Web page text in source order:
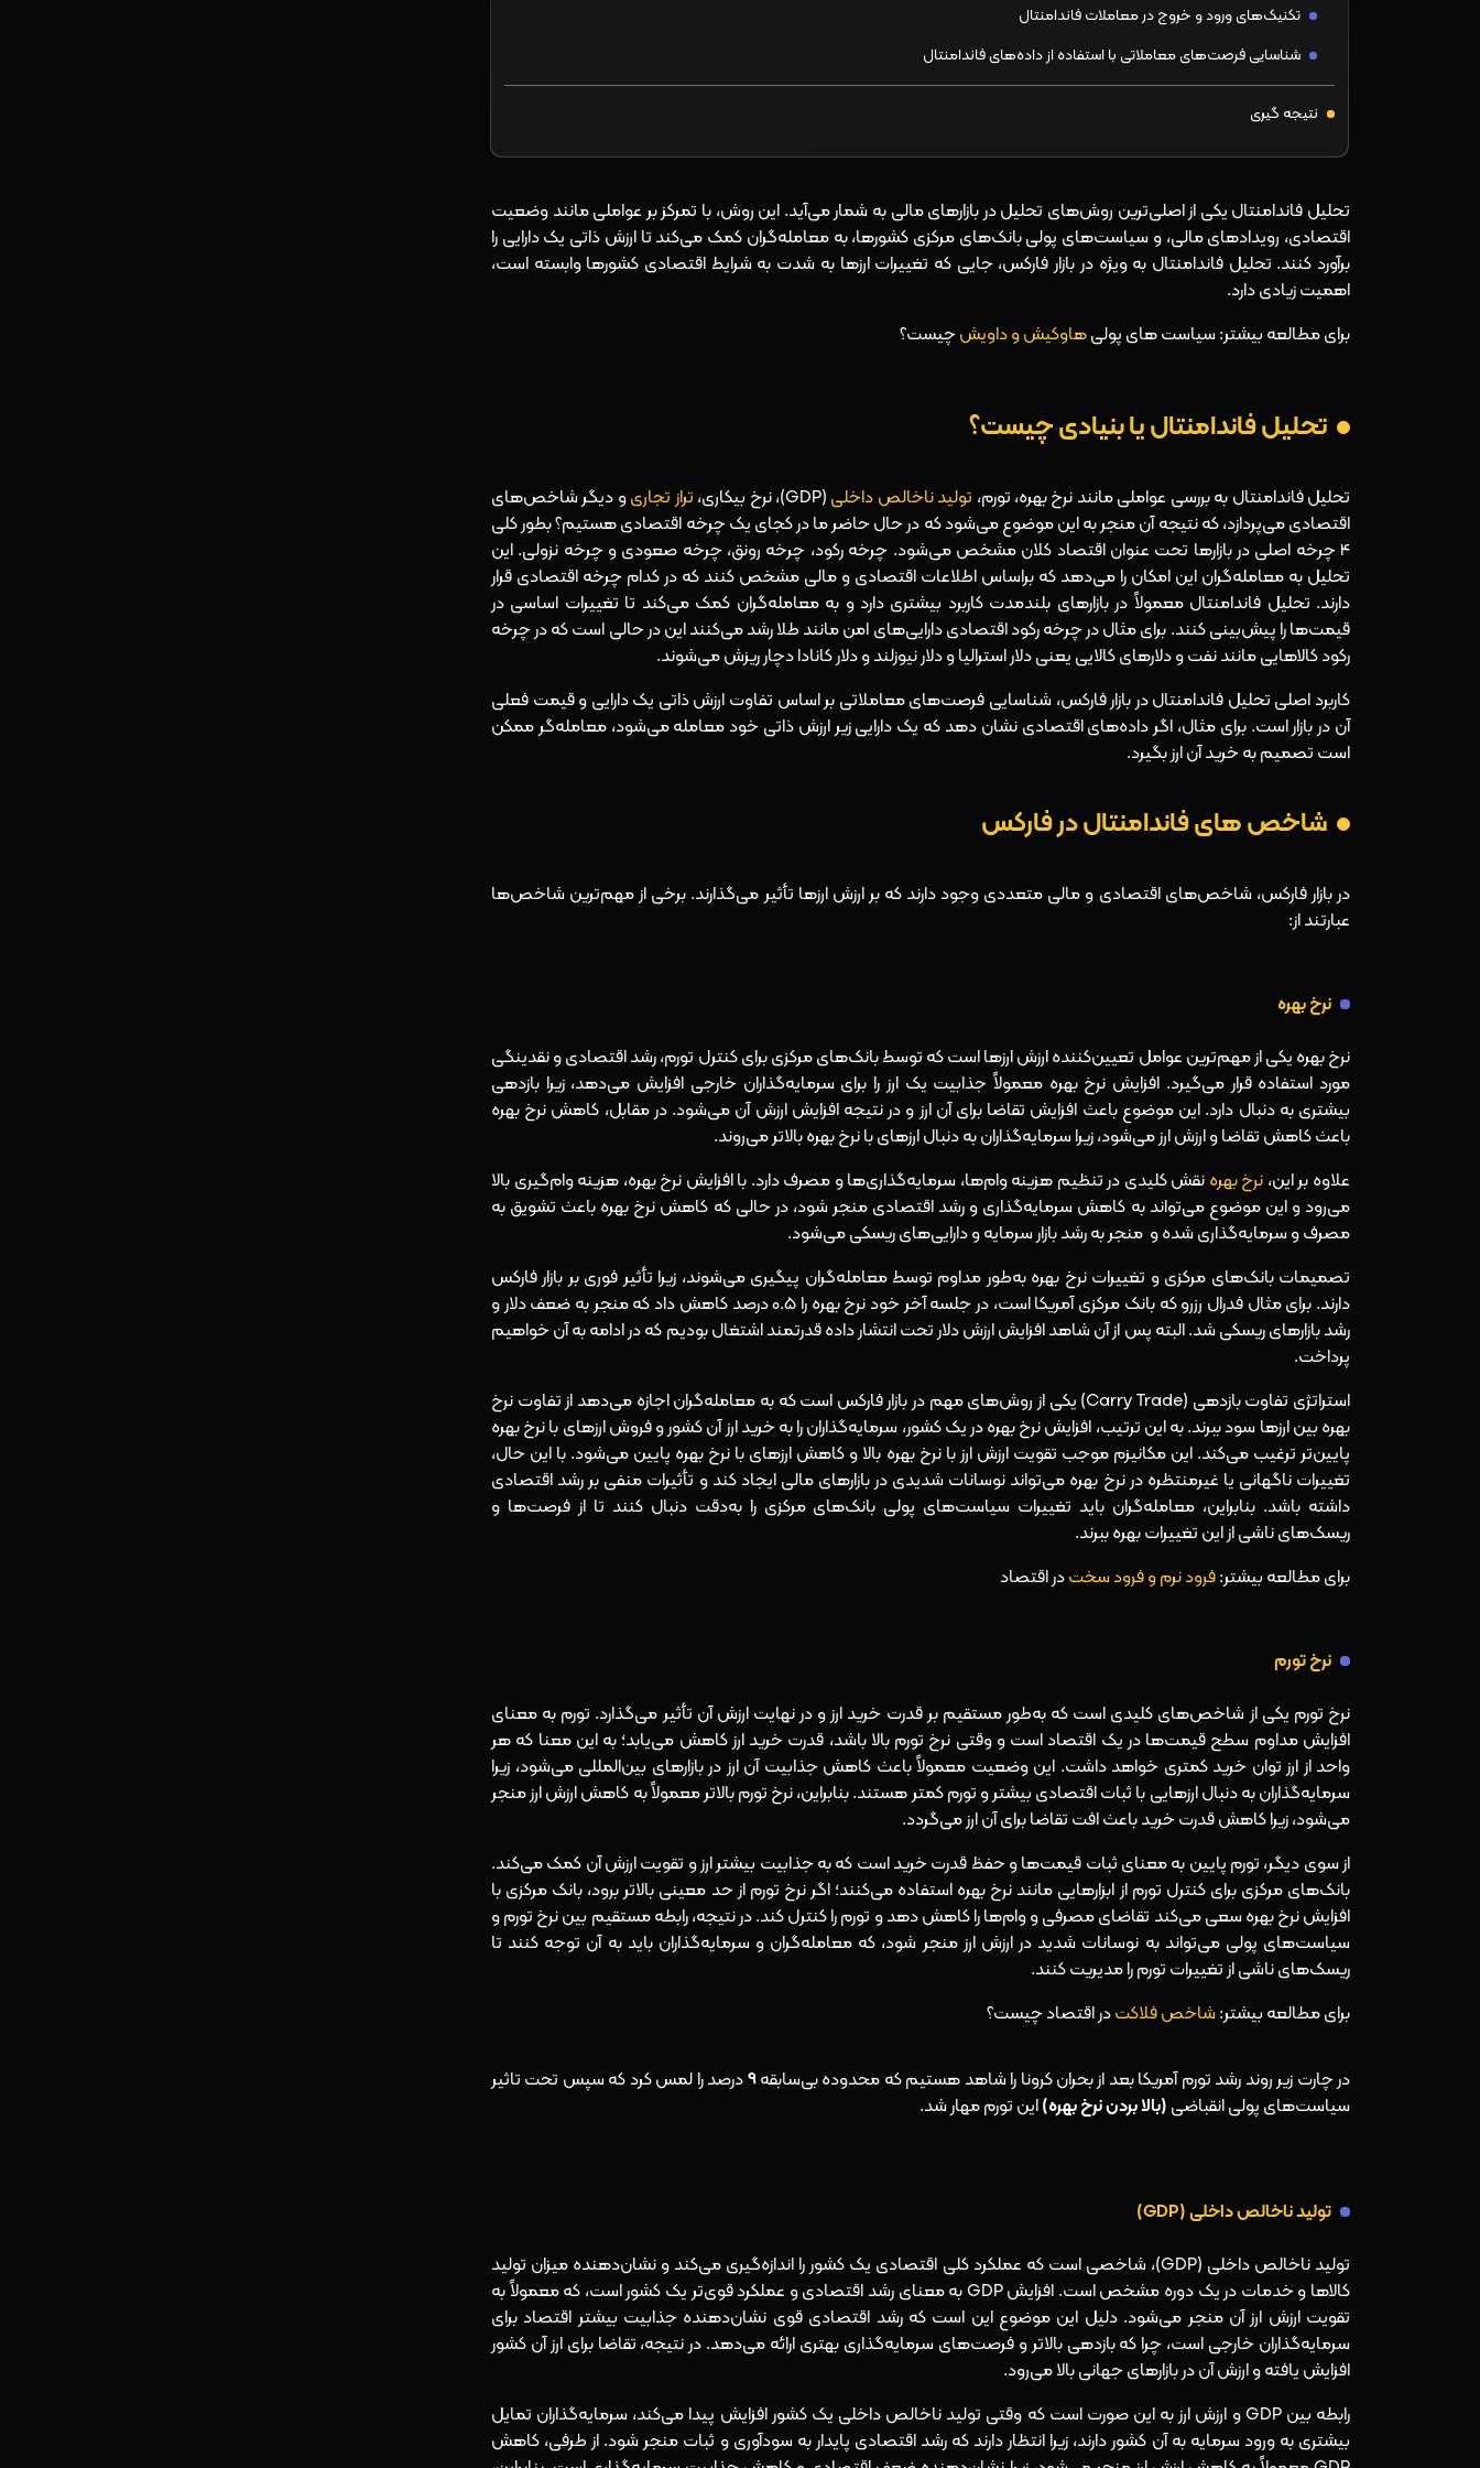
تکنیک‌های ورود و خروج در معاملات فاندامنتال
شناسایی فرصت‌های معاملاتی با استفاده از داده‌های فاندامنتال
نتیجه گیری
تحلیل فاندامنتال یکی از اصلی‌ترین روش‌های تحلیل در بازارهای مالی به شمار می‌آید. این روش، با تمرکز بر عواملی مانند وضعیت
اقتصادی، رویدادهای مالی، و سیاست‌های پولیبانک‌های مرکزی کشورها، به معامله‌گران کمک می‌کند تا ارزش ذاتی یک دارایی را
برآورد کنند. تحلیل فاندامنتال به ویژه در بازار فارکس، جایی که تغییرات ارزها به شدت به شرایط اقتصادی کشورها وابسته است،
اهمیت زیادی دارد.
برای مطالعه بیشتر: سیاست های پولیهاوکیش و داویشچیست؟
تحلیل فاندامنتال یا بنیادی چیست؟
تحلیل فاندامنتال به بررسی عواملی مانند نرخ بهره، تورم، تولید ناخالص داخلی (GDP)، نرخ بیکاری، تراز تجاریو دیگر شاخص‌های
اقتصادی می‌پردازد، که نتیجه آن منجر به این موضوع می‌شود که در حال حاضر ما در کجای یک چرخه اقتصادی هستیم؟ بطور کلی
4 چرخه اصلی در بازارها تحت عنوان اقتصاد کلان مشخص می‌شود. چرخه رکود، چرخه رونق، چرخه صعودی و چرخه نزولی. این
تحلیل به معامله‌گران این امکان را می‌دهد که براساس اطلاعات اقتصادی و مالی مشخص کنند که در کدام چرخه اقتصادی قرار
دارند. تحلیل فاندامنتال معمولاً در بازارهای بلندمدت کاربرد بیشتری دارد و به معامله‌گران کمک می‌کند تا تغییرات اساسی در
قیمت‌ها را پیش‌بینی کنند. برای مثال در چرخه رکود اقتصادی دارایی‌های امن مانند طلا رشد می‌کنند این در حالی است که در چرخه
رکود کالاهایی مانند نفت و دلارهای کالایی یعنی دلار استرالیا و دلار نیوزلند و دلار کانادا دچار ریزش می‌شوند.
کاربرد اصلی تحلیل فاندامنتال در بازار فارکس، شناسایی فرصت‌های معاملاتی بر اساس تفاوت ارزش ذاتی یک دارایی و قیمت فعلی
آن در بازار است. برای مثال، اگر داده‌های اقتصادی نشان دهد که یک دارایی زیر ارزش ذاتی خود معامله می‌شود، معامله‌گر ممکن
است تصمیم به خرید آن ارز بگیرد.
شاخص های فاندامنتال در فارکس
در بازار فارکس، شاخص‌های اقتصادی و مالی متعددی وجود دارند که بر ارزش ارزها تأثیر می‌گذارند. برخی از مهم‌ترین شاخص‌ها
عبارتند از:
نرخ بهره
نرخ بهره یکی از مهم‌ترین عوامل تعیین‌کننده ارزش ارزها است که توسط بانک‌های مرکزی برای کنترل تورم، رشد اقتصادی و نقدینگی
مورد استفاده قرار می‌گیرد. افزایش نرخ بهره معمولاً جذابیت یک ارز را برای سرمایه‌گذاران خارجی افزایش می‌دهد، زیرا بازدهی
بیشتری به دنبال دارد. این موضوع باعث افزایش تقاضا برای آن ارز و در نتیجه افزایش ارزش آن می‌شود. در مقابل، کاهش نرخ بهره
باعث کاهش تقاضا و ارزش ارز می‌شود، زیرا سرمایه‌گذاران به دنبال ارزهای با نرخ بهره بالاتر می‌روند.
علاوه بر این، نرخ بهره نقش کلیدی در تنظیم هزینه وام‌ها، سرمایه‌گذاری‌ها و مصرف دارد. با افزایش نرخ بهره، هزینه وام‌گیری بالا
می‌رود و این موضوع می‌تواند به کاهش سرمایه‌گذاری و رشد اقتصادی منجر شود، در حالی که کاهش نرخ بهره باعث تشویق به
مصرف و سرمایه‌گذاری شده و منجر به رشد بازار سرمایه و دارایی‌های ریسکی می‌شود.
تصمیمات بانک‌های مرکزی و تغییرات نرخ بهره به‌طور مداوم توسط معامله‌گران پیگیری می‌شوند، زیرا تأثیر فوری بر بازار فارکس
دارند. برای مثال فدرال رزرو که بانک مرکزی آمریکا است، در جلسه آخر خود نرخ بهره را 0.5 درصد کاهش داد که منجر به ضعف دلار و
رشد بازارهای ریسکی شد. البته پس از آن شاهد افزایش ارزش دلار تحت انتشار داده قدرتمند اشتغال بودیم که در ادامه به آن خواهیم
پرداخت.
استراتژی تفاوت بازدهی (Carry Trade) یکی از روش‌های مهم در بازار فارکس است که به معامله‌گران اجازه می‌دهد از تفاوت نرخ
بهره بین ارزها سود ببرند. به این ترتیب، افزایش نرخ بهره در یک کشور، سرمایه‌گذاران را به خرید ارز آن کشور و فروش ارزهای با نرخ بهره
پایین‌تر ترغیب می‌کند. این مکانیزم موجب تقویت ارزش ارز با نرخ بهره بالا و کاهش ارزهای با نرخ بهره پایین می‌شود. با این حال،
تغییرات ناگهانی یا غیرمنتظره در نرخ بهره می‌تواند نوسانات شدیدی در بازارهای مالی ایجاد کند و تأثیرات منفی بر رشد اقتصادی
داشته باشد. بنابراین، معامله‌گران باید تغییرات سیاست‌های پولی بانک‌های مرکزی را به‌دقت دنبال کنند تا از فرصت‌ها و
ریسک‌های ناشی از این تغییرات بهره ببرند.
برای مطالعه بیشتر:فرود نرم و فرود سختدر اقتصاد
نرخ تورم
نرخ تورم یکی از شاخص‌های کلیدی است که به‌طور مستقیم بر قدرت خرید ارز و در نهایت ارزش آن تأثیر می‌گذارد. تورم به معنای
افزایش مداوم سطح قیمت‌ها در یک اقتصاد است و وقتی نرخ تورم بالا باشد، قدرت خرید ارز کاهش می‌یابد؛ به این معنا که هر
واحد از ارز توان خرید کمتری خواهد داشت. این وضعیت معمولاً باعث کاهش جذابیت آن ارز در بازارهای بین‌المللی می‌شود، زیرا
سرمایه‌گذاران به دنبال ارزهایی با ثبات اقتصادی بیشتر و تورم کمتر هستند. بنابراین، نرخ تورم بالاتر معمولاً به کاهش ارزش ارز منجر
می‌شود، زیرا کاهش قدرت خرید باعث افت تقاضا برای آن ارز می‌گردد.
از سوی دیگر، تورم پایین به معنای ثبات قیمت‌ها و حفظ قدرت خرید است که به جذابیت بیشتر ارز و تقویت ارزش آن کمک می‌کند.
بانک‌های مرکزی برای کنترل تورم از ابزارهایی مانند نرخ بهره استفاده می‌کنند؛ اگر نرخ تورم از حد معینی بالاتر برود، بانک مرکزی با
افزایش نرخ بهره سعی می‌کند تقاضای مصرفی و وام‌ها را کاهش دهد و تورم را کنترل کند. در نتیجه، رابطه مستقیم بین نرخ تورم و
سیاست‌های پولی می‌تواند به نوسانات شدید در ارزش ارز منجر شود، که معامله‌گران و سرمایه‌گذاران باید به آن توجه کنند تا
ریسک‌های ناشی از تغییرات تورم را مدیریت کنند.
برای مطالعه بیشتر: شاخص فلاکتدر اقتصاد چیست؟
در چارت زیر روند رشد تورم آمریکا بعد از بحران کرونا را شاهد هستیم که محدوده بی‌سابقه9درصد را لمس کرد که سپس تحت تاثیر
سیاست‌های پولی انقباضی (بالا بردن نرخ بهره)این تورم مهار شد.
تولید ناخالص داخلی (GDP)
تولید ناخالص داخلی (GDP)، شاخصی است که عملکرد کلی اقتصادی یک کشور را اندازه‌گیری می‌کند و نشان‌دهنده میزان تولید
کالاها و خدمات در یک دوره مشخص است. افزایش GDP به معنای رشد اقتصادی و عملکرد قوی‌تر یک کشور است، که معمولاً به
تقویت ارزش ارز آن منجر می‌شود. دلیل این موضوع این است که رشد اقتصادی قوی نشان‌دهنده جذابیت بیشتر اقتصاد برای
سرمایه‌گذاران خارجی است، چرا که بازدهی بالاتر و فرصت‌های سرمایه‌گذاری بهتری ارائه می‌دهد. در نتیجه، تقاضا برای ارز آن کشور
افزایش یافته و ارزش آن در بازارهای جهانی بالا می‌رود.
رابطه بین GDP و ارزش ارز به این صورت است که وقتی تولید ناخالص داخلی یک کشور افزایش پیدا می‌کند، سرمایه‌گذاران تمایل
بیشتری به ورود سرمایه به آن کشور دارند، زیرا انتظار دارند که رشد اقتصادی پایدار به سودآوری و ثبات منجر شود. از طرفی، کاهش